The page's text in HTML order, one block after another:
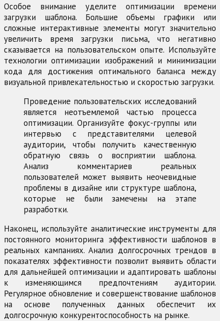
Особое внимание уделите оптимизации времени
загрузки шаблона. Большие объемы графики или
сложные интерактивные элементы могут значительно
увеличить время загрузки письма, что негативно
сказывается на пользовательском опыте. Используйте
технологии оптимизации изображений и минимизации
кода для достижения оптимального баланса между
визуальной привлекательностью и скоростью загрузки.
Проведение пользовательских исследований
является неотъемлемой частью процесса
оптимизации. Организуйте фокус-группы или
интервью с представителями целевой
аудитории, чтобы получить качественную
обратную связь о восприятии шаблона.
Анализ комментариев реальных
пользователей может выявить неочевидные
проблемы в дизайне или структуре шаблона,
которые не были замечены на этапе
разработки.
Наконец, используйте аналитические инструменты для
постоянного мониторинга эффективности шаблонов в
реальных кампаниях. Анализ долгосрочных трендов в
показателях эффективности позволит выявить области
для дальнейшей оптимизации и адаптировать шаблоны
к изменяющимся предпочтениям аудитории.
Регулярное обновление и совершенствование шаблонов
на основе полученных данных обеспечит их
долгосрочную конкурентоспособность на рынке.